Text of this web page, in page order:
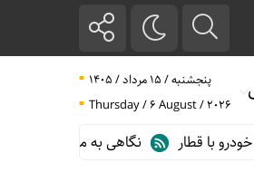
پنجشنبه / ۱۵ مرداد / ۱۴۰۵
Thursday / 6 August / 2026
با قطار نگاهی به مهم ترین آمارهای حمل و